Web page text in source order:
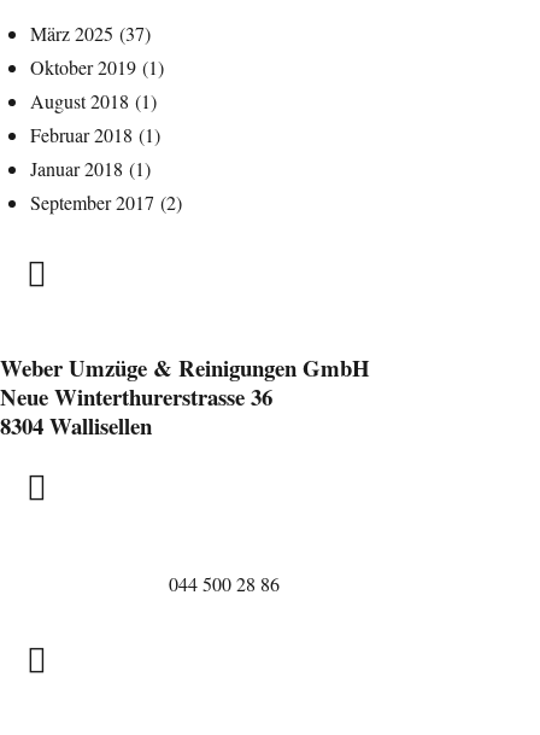
März 2025 (37)
Oktober 2019 (1)
August 2018 (1)
Februar 2018 (1)
Januar 2018 (1)
September 2017 (2)
Weber Umzüge & Reinigungen GmbH
Neue Winterthurerstrasse 36
8304 Wallisellen
044 500 28 86